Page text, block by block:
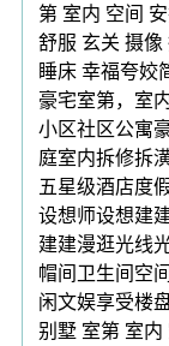
第 室内 空间
舒服 玄关 摄像
睡床 幸福夸姣
豪宅室第，室
小区社区公寓
庭室内拆修拆
五星级酒店度
设想师设想建
建建漫逛光线
帽间卫生间空
闲文娱享受楼
别墅 室第 室内